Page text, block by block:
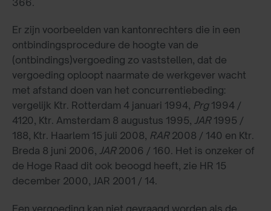
Er zijn voorbeelden van kantonrechters die in een
ontbindingsprocedure de hoogte van de
(ontbindings)vergoeding zo vaststellen, dat de
vergoeding oploopt naarmate de werkgever wacht
met afstand doen van het concurrentiebeding:
vergelijk Ktr. Rotterdam 4 januari 1994, Prg1994 /
4120, Ktr. Amsterdam 8 augustus 1995, JAR1995 /
188, Ktr. Haarlem 15 juli 2008, RAR2008 / 140 en Ktr.
Breda 8 juni 2006, JAR2006 / 160. Het is onzeker of
de Hoge Raad dit ook beoogd heeft, zie HR 15
december 2000, JAR 2001 / 14.